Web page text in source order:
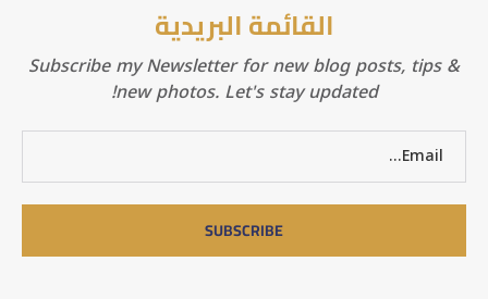
القائمة البريدية
Subscribe my Newsletter for new blog posts, tips &
new photos. Let's stay updated!